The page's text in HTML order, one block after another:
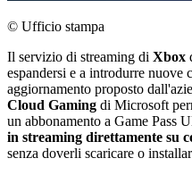
© Ufficio stampa
Il servizio di streaming di Xbox
espandersi e a introdurre nuove
aggiornamento proposto
Cloud Gaming di Microsoft
un abbonamento a Game Pass
in streaming direttamente su
senza doverli scaricare o